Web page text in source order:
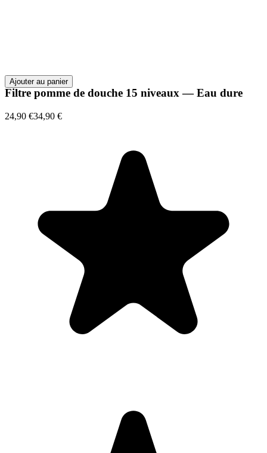
Ajouter au panier
Filtre pomme de douche 15 niveaux — Eau dure
24,90 €34,90 €